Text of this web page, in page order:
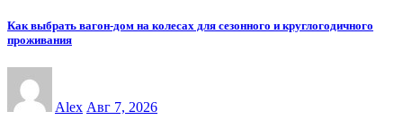
Как выбрать вагон-дом на колесах для сезонного и круглогодичного
проживания
Alex Авг 7, 2026